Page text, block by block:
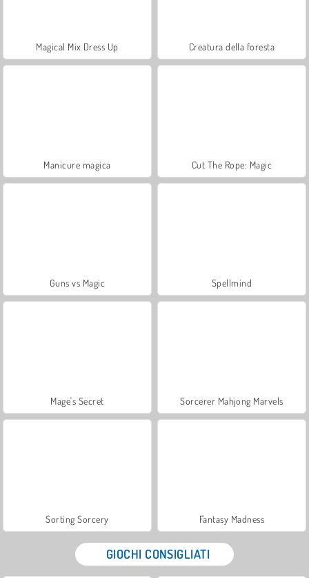
Magical Mix Dress Up Creatura della foresta
Manicure magica Cut The Rope: Magic
Guns vs Magic Spellmind
Mage's Secret Sorcerer Mahjong Marvels
Sorting Sorcery Fantasy Madness
GIOCHI CONSIGLIATI